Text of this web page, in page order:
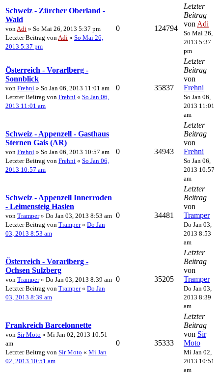
Schweiz - Zürcher Oberland -
Wald
von Adi » So Mai 26, 2013 5:37 pm
Letzter Beitrag von Adi « So Mai 26,
2013 5:37 pm
0 124794
Letzter
Beitrag
von Adi
So Mai 26,
2013 5:37
pm
Österreich - Vorarlberg -
Sonnblick
von Frehni » So Jan 06, 2013 11:01 am
Letzter Beitrag von Frehni « So Jan 06,
2013 11:01 am
0 35837
Letzter
Beitrag
von
Frehni
So Jan 06,
2013 11:01
am
Schweiz - Appenzell - Gasthaus
Sternen Gais (AR)
von Frehni » So Jan 06, 2013 10:57 am
Letzter Beitrag von Frehni « So Jan 06,
2013 10:57 am
0 34943
Letzter
Beitrag
von
Frehni
So Jan 06,
2013 10:57
am
Schweiz - Appenzell Innerroden
- Leimensteig Haslen
von Tramper» Do Jan 03, 2013 8:53 am
Letzter Beitrag von Tramper« Do Jan
03, 2013 8:53 am
0 34481
Letzter
Beitrag
von
Tramper
Do Jan 03,
2013 8:53
am
Österreich - Vorarlberg -
Ochsen Sulzberg
von Tramper» Do Jan 03, 2013 8:39 am
Letzter Beitrag von Tramper« Do Jan
03, 2013 8:39 am
0 35205
Letzter
Beitrag
von
Tramper
Do Jan 03,
2013 8:39
am
Frankreich Barcelonnette
von Sir Moto » Mi Jan 02, 2013 10:51
am
Letzter Beitrag von Sir Moto « Mi Jan
02, 2013 10:51 am
0 35333
Letzter
Beitrag
von Sir
Moto
Mi Jan 02,
2013 10:51
am